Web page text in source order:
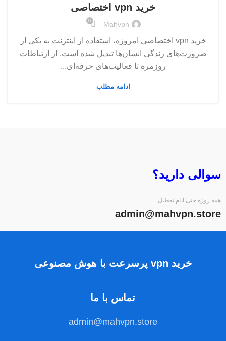
خرید vpn اختصاصی
Mahvpn
0
خرید vpn اختصاصی امروزه، استفاده از اینترنت به یکی از
ضرورت‌های زندگی انسان‌ها تبدیل شده است. از ارتباطات
روزمره تا فعالیت‌های حرفه‌ای...
ادامه مطلب
سوالی دارید؟
همه روزه حتی ایام تعطیل
admin@mahvpn.store
خرید vpn پرسرعت با هوش مصنوعی
تماس با ما
admin@mahvpn.store